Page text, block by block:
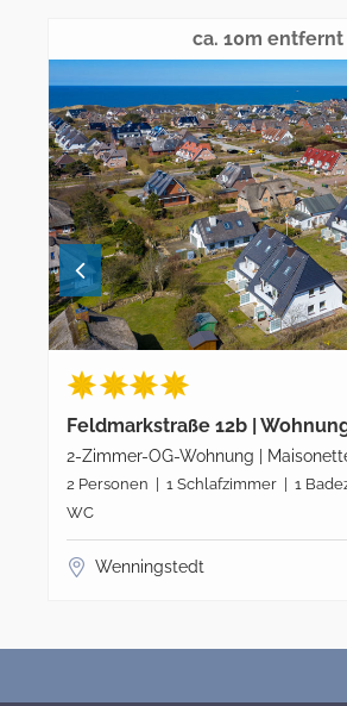
ca. 10m entfernt
Feldmarkstraße 12b |
2-Zimmer-OG-Wohnung |
2 Personen | 1 Schlafzimmer | 1
WC
Wenningstedt